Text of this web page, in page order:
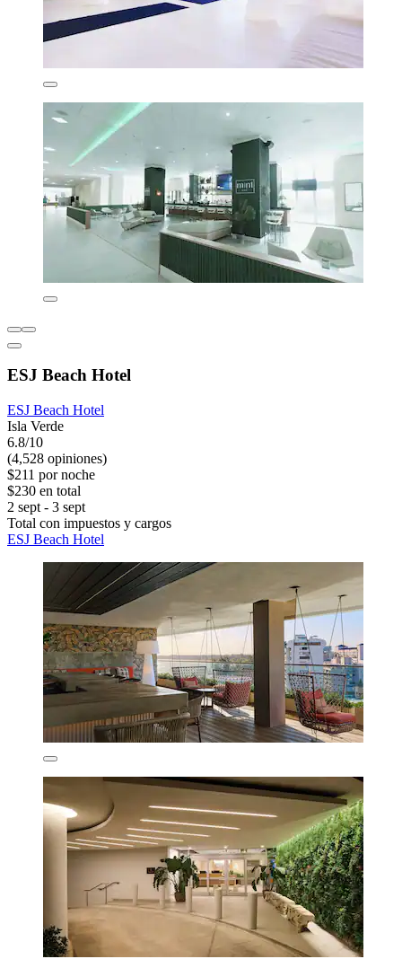
ESJ Beach Hotel
ESJ Beach Hotel
Isla Verde
6.8/10
(4,528 opiniones)
$211 por noche
$230 en total
2 sept - 3 sept
Total con impuestos y cargos
ESJ Beach Hotel